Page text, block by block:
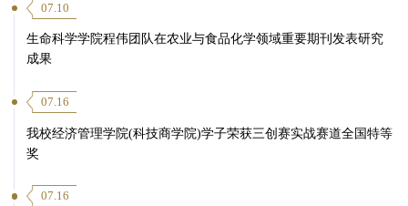
07.10
生命科学学院程伟团队在农业与食品化学领域重要期刊发表研究
成果
07.16
我校经济管理学院(科技商学院)学子荣获三创赛实战赛道全国特等
奖
07.16